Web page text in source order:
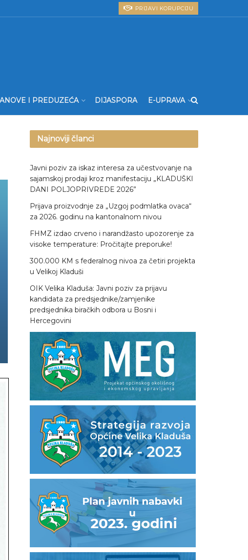
PRIJAVI KORUPCIJU
I PREDUZEĆA DIJASPORA E-UPRAVA
Najnoviji članci
Javni poziv za iskaz interesa za učestvovanje na
sajamskoj prodaji kroz manifestaciju „KLADUŠKI
DANI POLJOPRIVREDE 2026”
Prijava proizvodnje za „Uzgoj podmlatka ovaca“
za 2026. godinu na kantonalnom nivou
FHMZ izdao crveno i narandžasto upozorenje za
visoke temperature: Pročitajte preporuke!
300.000 KM s federalnog nivoa za četiri projekta
u Velikoj Kladuši
OIK Velika Kladuša: Javni poziv za prijavu
kandidata za predsjednike/zamjenike
predsjednika biračkih odbora u Bosni i
Hercegovini